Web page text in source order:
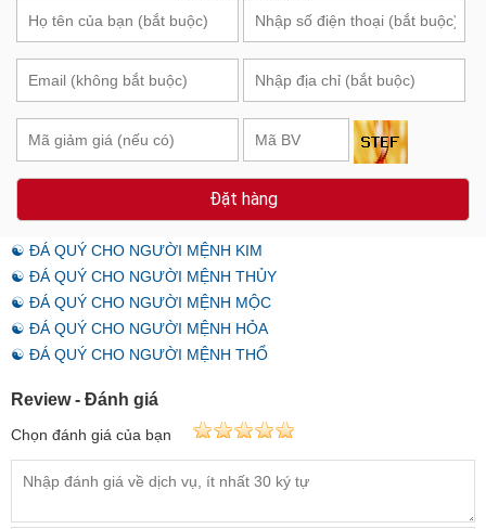
Đặt hàng
☯ ĐÁ QUÝ CHO NGƯỜI MỆNH KIM
☯ ĐÁ QUÝ CHO NGƯỜI MỆNH THỦY
☯ ĐÁ QUÝ CHO NGƯỜI MỆNH MỘC
☯ ĐÁ QUÝ CHO NGƯỜI MỆNH HỎA
☯ ĐÁ QUÝ CHO NGƯỜI MỆNH THỔ
Review - Đánh giá
Chọn đánh giá của bạn